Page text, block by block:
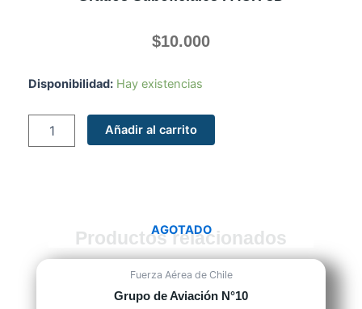
$10.000
Disponibilidad: Hay existencias
Grados
FACH
cantidad
Añadir al carrito
Productos relacionados
AGOTADO
Fuerza Aérea de Chile
Grupo de Aviación N°10